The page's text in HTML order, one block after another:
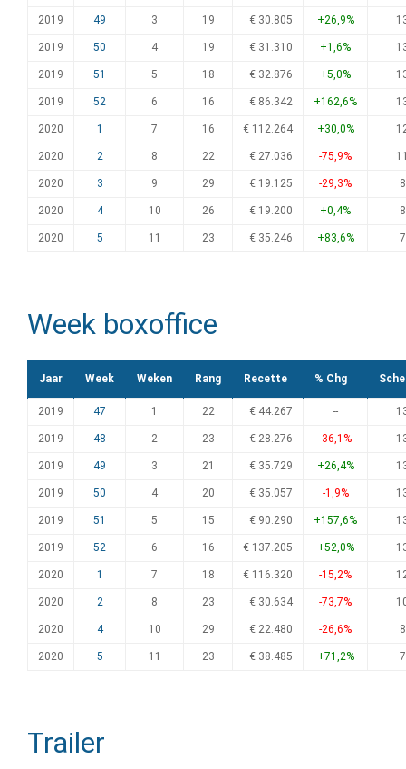
2019 49 3 19 € 30.805 +26,9%
2019 50 4 19 € 31.310 +1,6%
2019 51 5 18 € 32.876 +5,0%
2019 52 6 16 € 86.342 +162,6%
2020 1 7 16 € 112.264 +30,0%
2020 2 8 22 € 27.036 -75,9%
2020 3 9 29 € 19.125 -29,3%
2020 4 10 26 € 19.200 +0,4%
2020 5 11 23 € 35.246 +83,6%
Week boxoffice
Jaar Week Weken Rang Recette % Chg
2019 47 1 22 € 44.267 --
2019 48 2 23 € 28.276 -36,1%
2019 49 3 21 € 35.729 +26,4%
2019 50 4 20 € 35.057 -1,9%
2019 51 5 15 € 90.290 +157,6%
2019 52 6 16 € 137.205 +52,0%
2020 1 7 18 € 116.320 -15,2%
2020 2 8 23 € 30.634 -73,7%
2020 4 10 29 € 22.480 -26,6%
2020 5 11 23 € 38.485 +71,2%
Trailer